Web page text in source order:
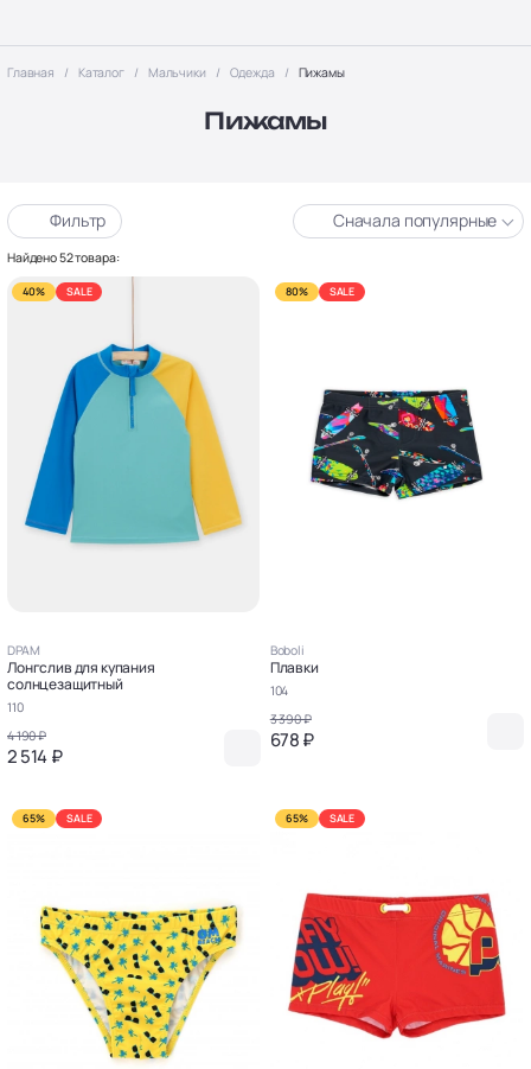
Главная Каталог Мальчики Одежда Пижамы
Пижамы
Фильтр Сначала популярные
Найдено 52 товара:
40% SALE
DPAM
Лонгслив для купания
солнцезащитный
110
4 190 ₽
2 514 ₽
80% SALE
Boboli
Плавки
104
3 390 ₽
678 ₽
65% SALE 65% SALE